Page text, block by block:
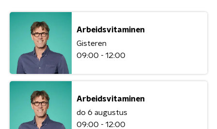
Arbeidsvitaminen
Gisteren
09:00 - 12:00
Arbeidsvitaminen
do 6 augustus
09:00 - 12:00